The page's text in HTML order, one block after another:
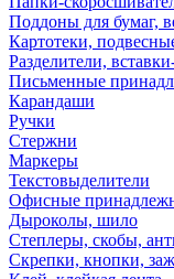
Поддоны для бумаг,
Картотеки,
Разделители,
Письменные
Карандаши
Ручки
Стержни
Маркеры
Текстовыделители
Офисные
Дыроколы, шило
Степлеры, скобы,
Скрепки, кнопки,